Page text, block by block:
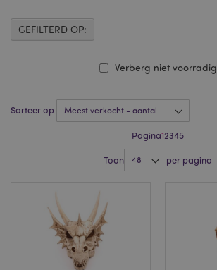
Sorteer op
Pagina12345
Toon per pagina
Verberg niet voorradig
GEFILTERD OP: